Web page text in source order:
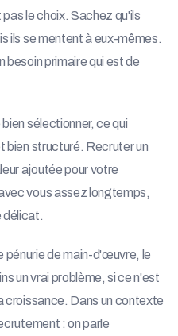
le choix. Sachez qu'ils
ils se mentent à eux-mêmes.
primaire qui est de
sélectionner, ce qui
bien structuré. Recruter un
ajoutée pour votre
vous assez longtemps,
délicat.
pénurie de main-d'œuvre, le
un vrai problème, si ce n'est
croissance. Dans un contexte
: on parle